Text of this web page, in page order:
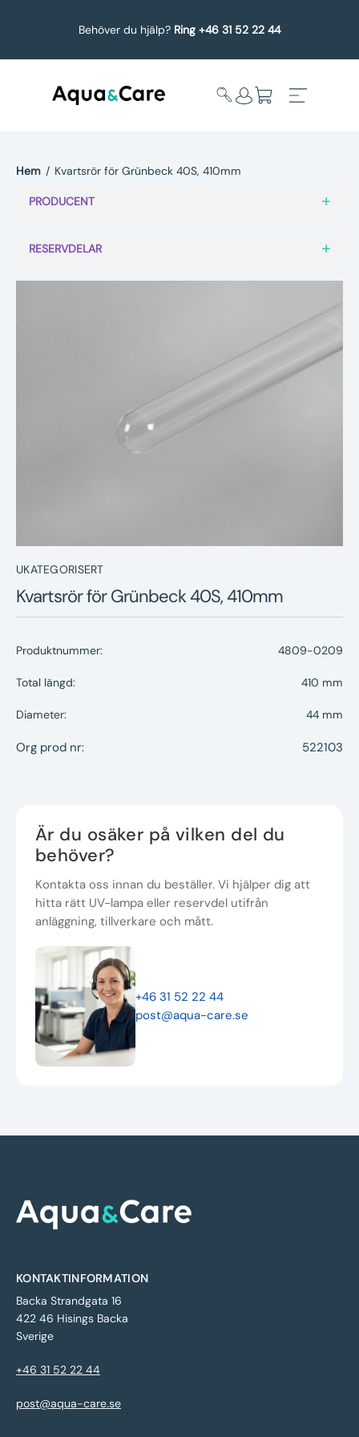
Behöver du hjälp? Ring +46 31 52 22 44
undermeny
Service
Nyheter
Underhållstips
Hem / Kvartsrör för Grünbeck 40S, 410mm
PRODUCENT
RESERVDELAR
UKATEGORISERT
Kvartsrör för Grünbeck 40S, 410mm
Produktnummer: 4809-0209
Total längd: 410 mm
Diameter: 44 mm
Org prod nr: 522103
Är du osäker på vilken del du
behöver?
Kontakta oss innan du beställer. Vi hjälper dig att
hitta rätt UV-lampa eller reservdel utifrån
anläggning, tillverkare och mått.
+46 31 52 22 44
post@aqua-care.se
KONTAKTINFORMATION
Backa Strandgata 16
422 46 Hisings Backa
Sverige
+46 31 52 22 44
post@aqua-care.se